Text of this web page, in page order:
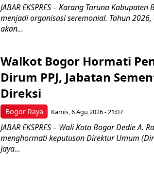
JABAR EKSPRES – Karang Taruna
menjadi organisasi seremonial. Tahun
akan...
Bogor Raya
Walkot Bogor Hormati
Dirum PPJ, Jabatan
Direksi
Kamis, 6 Agu 2026 - 21:07
JABAR EKSPRES – Wali Kota Bogor Dedie A.
menghormati keputusan Direktur Umum
Jaya...